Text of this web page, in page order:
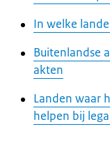
In welke
Buitenlandse
akten
Landen waar
helpen bij